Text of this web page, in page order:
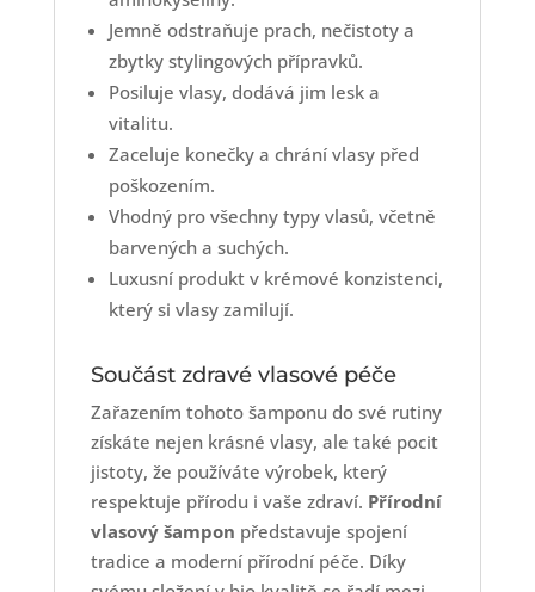
Jemně odstraňuje prach, nečistoty a
zbytky stylingových přípravků.
Posiluje vlasy, dodává jim lesk a
vitalitu.
Zaceluje konečky a chrání vlasy před
poškozením.
Vhodný pro všechny typy vlasů, včetně
barvených a suchých.
Luxusní produkt v krémové konzistenci,
který si vlasy zamilují.
Součást zdravé vlasové péče
Zařazením tohoto šamponu do své rutiny
získáte nejen krásné vlasy, ale také pocit
jistoty, že používáte výrobek, který
respektuje přírodu i vaše zdraví. Přírodní
vlasový šampon představuje spojení
tradice a moderní přírodní péče. Díky